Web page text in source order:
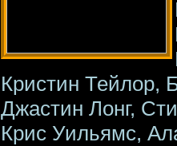
Кристин Тейлор,
Джастин Лонг,
Крис Уильямс,